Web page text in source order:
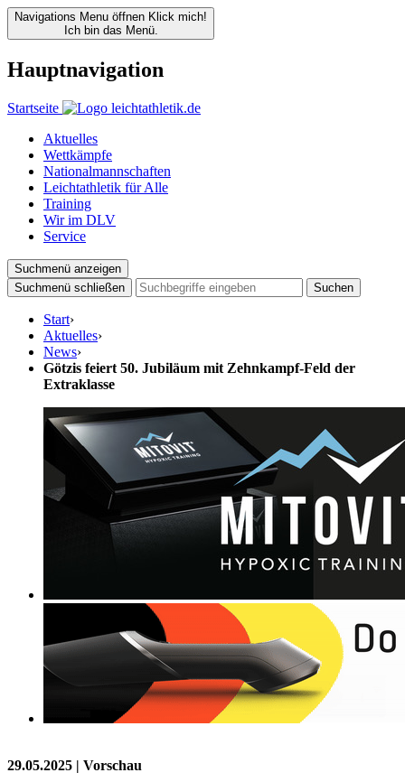
Navigations Menu öffnen Klick mich!
Ich bin das Menü.
Hauptnavigation
Startseite
Aktuelles
Wettkämpfe
Nationalmannschaften
Leichtathletik für Alle
Training
Wir im DLV
Service
Suchmenü anzeigen
Suchmenü schließen
Suchen
Start›
Aktuelles›
News›
Götzis feiert 50. Jubiläum mit Zehnkampf-Feld der
Extraklasse
29.05.2025 | Vorschau